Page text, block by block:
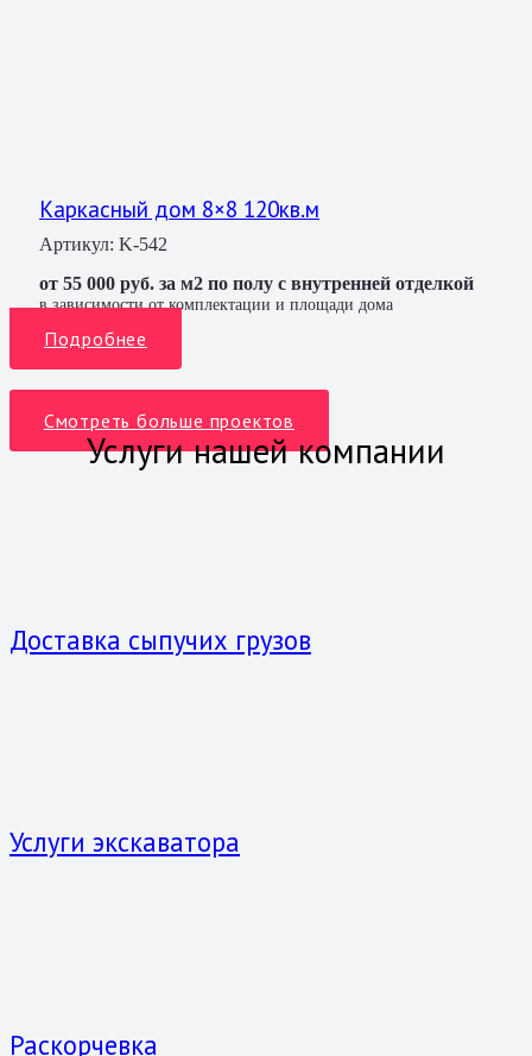
Каркасный дом 8×8 120кв.м
Артикул: K-542
от 55 000 руб. за м2 по полу с внутренней отделкой
в зависимости от комплектации и площади дома
Подробнее
Смотреть больше проектов
Услуги нашей компании
Доставка сыпучих грузов
Услуги экскаватора
Раскорчевка